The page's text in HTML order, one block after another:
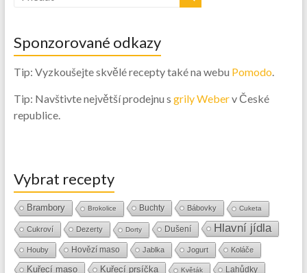
Sponzorované odkazy
Tip: Vyzkoušejte skvělé recepty také na webu Pomodo.
Tip: Navštivte největší prodejnu s grily Weberv České
republice.
Vybrat recepty
Brambory Brokolice Buchty Bábovky Cuketa
Cukroví Dezerty Dorty Dušení Hlavní jídla
Houby Hovězí maso Jablka Jogurt Koláče
Kuřecí maso Kuřecí prsíčka Květák Lahůdky